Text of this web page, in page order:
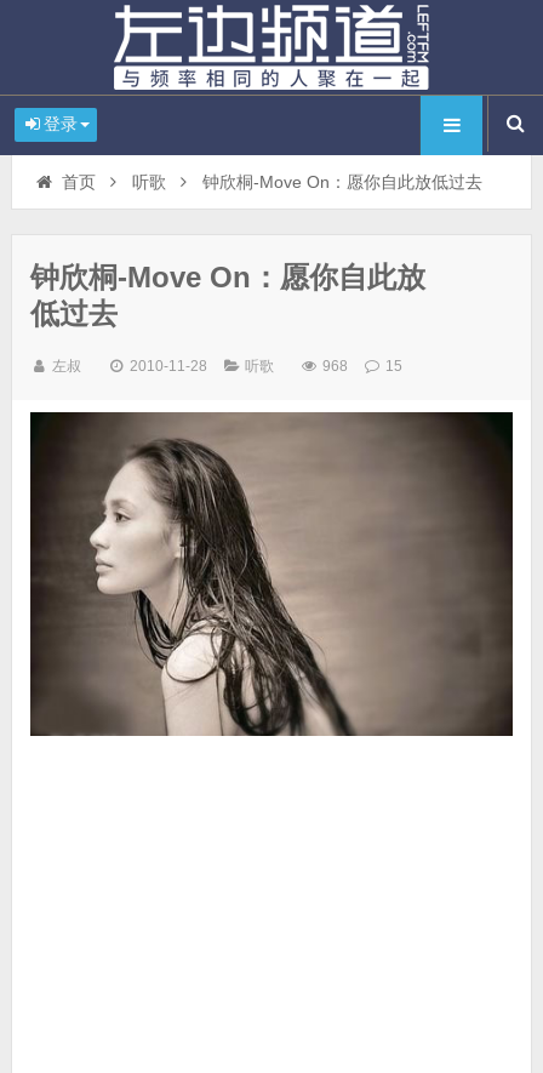
登录
首页 听歌 钟欣桐-Move On：愿你自此放低过去
钟欣桐-Move On：愿你自此放
低过去
左叔 2010-11-28 听歌 968 15